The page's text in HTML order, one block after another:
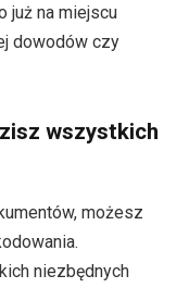
już na miejscu
dowodów czy
wszystkich
możesz
niezbędnych